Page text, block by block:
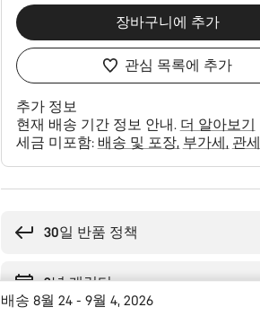
장바구니에 추가
관심 목록에 추가
추가 정보
현재 배송 기간 정보 안내. 더 알아보기
세금 미포함: 배송 및 포장 부가세 관세
30일 반품 정책
2년 개런티
배송 8월 24 - 9월 4, 2026